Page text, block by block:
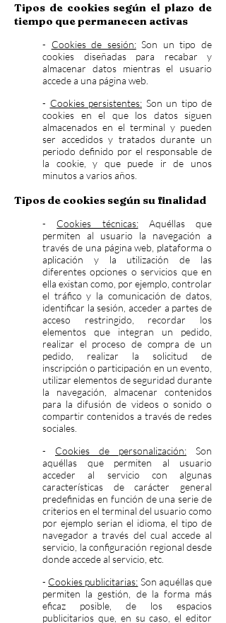
Tipos de cookies según el plazo de
tiempo que permanecen activas
- Cookies de sesión:Son un tipo de
cookies diseñadas para recabar y
almacenar datos mientras el usuario
accede a una página web.
- Cookies persistentes: Son un tipo de
cookies en el que los datos siguen
almacenados en el terminal y pueden
ser accedidos y tratados durante un
periodo definido por el responsable de
la cookie, y que puede ir de unos
minutos a varios años.
Tipos de cookies según su finalidad
- Cookies técnicas:Aquéllas que
permiten al usuario la navegación a
través de una página web, plataforma o
aplicación y la utilización de las
diferentes opciones o servicios que en
ella existan como, por ejemplo, controlar
el tráfico y la comunicación de datos,
identificar la sesión, acceder a partes de
acceso restringido, recordar los
elementos que integran un pedido,
realizar el proceso de compra de un
pedido, realizar la solicitud de
inscripción o participación en un evento,
utilizar elementos de seguridad durante
la navegación, almacenar contenidos
para la difusión de videos o sonido o
compartir contenidos a través de redes
sociales.
- Cookies de personalización: Son
aquéllas que permiten al usuario
acceder al servicio con algunas
características de carácter general
predefinidas en función de una serie de
criterios en el terminal del usuario como
por ejemplo serian el idioma, el tipo de
navegador a través del cual accede al
servicio, la configuración regional desde
donde accede al servicio, etc.
- Cookies publicitarias: Son aquéllas que
permiten la gestión, de la forma más
eficaz posible, de los espacios
publicitarios que, en su caso, el editor